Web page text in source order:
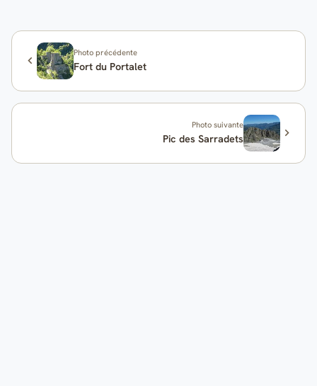
Photo précédente
Fort du Portalet
Photo suivante
Pic des Sarradets